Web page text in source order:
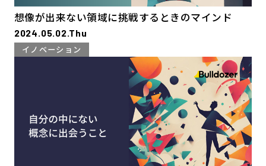
想像が出来ない領域に挑戦するときのマインド
2024.05.02.Thu
イノベーション